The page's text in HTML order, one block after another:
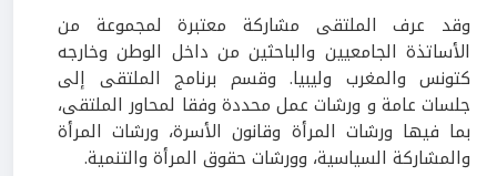
وقد عرف الملتقى مشاركة معتبرة لمجموعة من
الأساتذة الجامعيين والباحثين من داخل الوطن وخارجه
كتونس والمغرب وليبيا. وقسم برنامج الملتقى إلى
جلسات عامة و ورشات عمل محددة وفقا لمحاور الملتقى،
بما فيها ورشات المرأة وقانون الأسرة، ورشات المرأة
والمشاركة السياسية، وورشات حقوق المرأة والتنمية.